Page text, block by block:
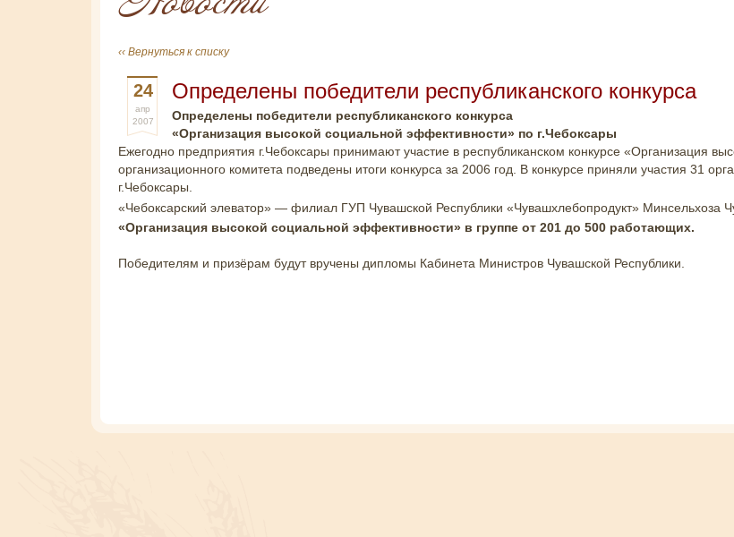
‹‹ Вернуться к списку
24
апр
2007
Определены победители республиканского конкурса
Определены победители республиканского конкурса
«Организация высокой социальной эффективности» по г.Чебоксары
Ежегодно предприятия г.Чебоксары принимают участие в республиканском конкурсе «Организация
организационного комитета подведены итоги конкурса за 2006 год. В конкурсе приняли участия 31
г.Чебоксары.
«Чебоксарский элеватор» — филиал ГУП Чувашской Республики «Чувашхлебопродукт» Минсельхоза
«Организация высокой социальной эффективности» в группе от 201 до 500 работающих.
Победителям и призёрам будут вручены дипломы Кабинета Министров Чувашской Республики.